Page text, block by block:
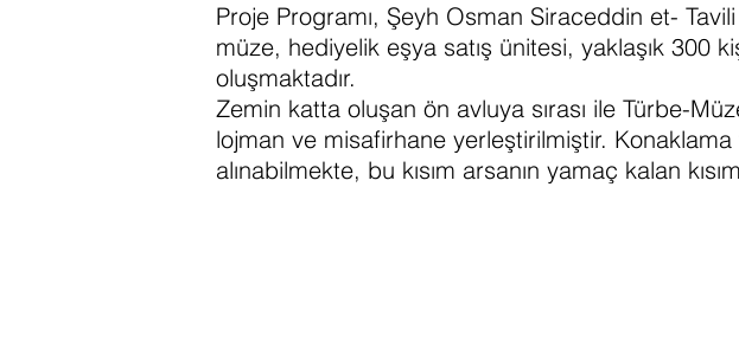
Proje Programı, Şeyh Osman Siraceddin et-
müze, hediyelik eşya satış ünitesi, yaklaşık 300
oluşmaktadır.
Zemin katta oluşan ön avluya sırası ile Türbe-
lojman ve misafirhane yerleştirilmiştir. Konaklama
alınabilmekte, bu kısım arsanın yamaç kalan